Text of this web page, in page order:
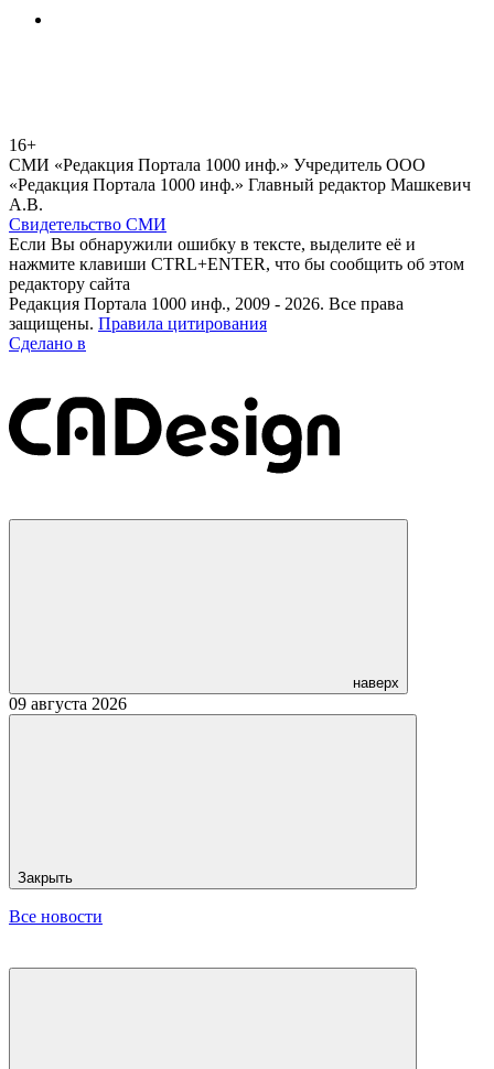
16+
СМИ «Редакция Портала 1000 инф.» Учредитель ООО
«Редакция Портала 1000 инф.» Главный редактор Машкевич
А.В.
Свидетельство СМИ
Если Вы обнаружили ошибку в тексте, выделите её и
нажмите клавиши CTRL+ENTER, что бы сообщить об этом
редактору сайта
Редакция Портала 1000 инф., 2009 - 2026. Все права
защищены. Правила цитирования
Сделано в
наверх
09 августа 2026
Закрыть
Все новости